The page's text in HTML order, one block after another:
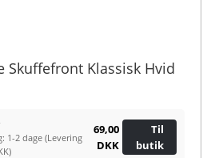
Skuffefront Klassisk Hvid
1-2 dage(Levering
69,00
DKK
Til
butik